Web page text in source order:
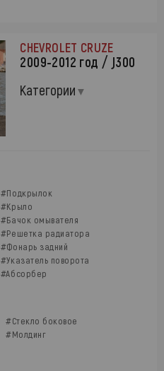
CHEVROLET CRUZE
2009-2012 год / J300
Категории
#Подкрылок
#Крыло
#Бачок омывателя
#Решетка радиатора
#Фонарь задний
#Указатель поворота
#Абсорбер
#Стекло боковое
#Молдинг